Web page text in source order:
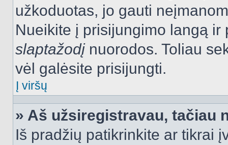
užkoduotas, jo gauti
Nueikite į prisijungimo langą
slaptažodįnuorodos. Toliau
vėl galėsite prisijungti.
Į viršų
» Aš užsiregistravau, tačiau
Iš pradžių patikrinkite ar tikrai